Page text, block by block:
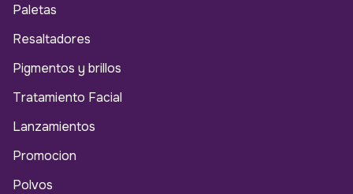
Paletas
Resaltadores
Pigmentos y brillos
Tratamiento Facial
Lanzamientos
Promocion
Polvos